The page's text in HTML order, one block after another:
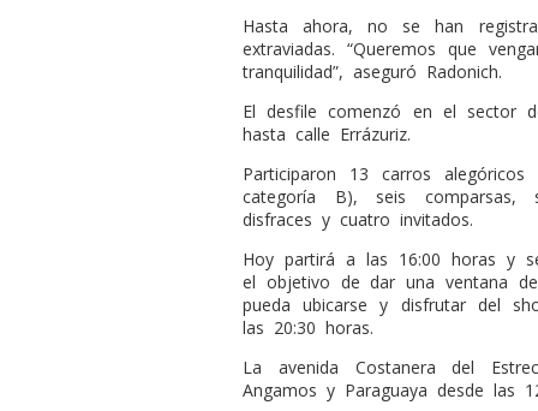
Hasta ahora, no se han
extraviadas. “Queremos que
tranquilidad”, aseguró Radonich.
El desfile comenzó en el sector
hasta calle Errázuriz.
Participaron 13 carros
categoría B), seis comparsas,
disfraces y cuatro invitados.
Hoy partirá a las 16:00 horas y
el objetivo de dar una ventana
pueda ubicarse y disfrutar del
las 20:30 horas.
La avenida Costanera del
Angamos y Paraguaya desde las